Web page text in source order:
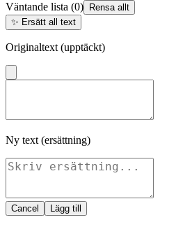
Väntande lista (0)
Rensa allt
✨ Ersätt all text
Originaltext (upptäckt)
Ny text (ersättning)
Cancel Lägg till